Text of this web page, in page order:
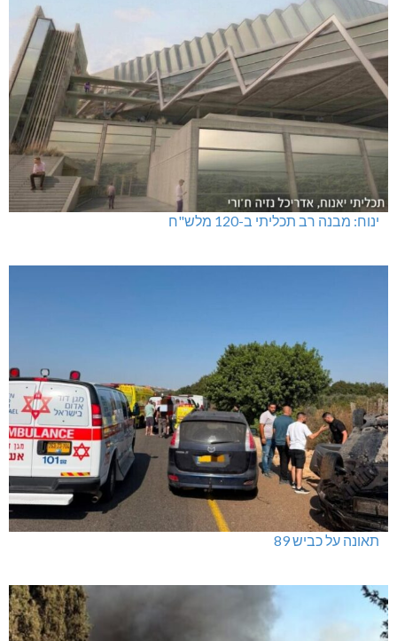
ינוח: מבנה רב תכליתי ב-120 מלש"ח
תאונה על כביש 89